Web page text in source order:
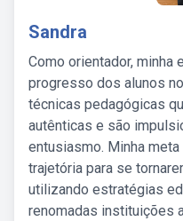
Sandra
Como orientador, minha
progresso dos alunos
técnicas pedagógicas
autênticas e são
entusiasmo. Minha
trajetória para se
utilizando estratégias
renomadas instituições